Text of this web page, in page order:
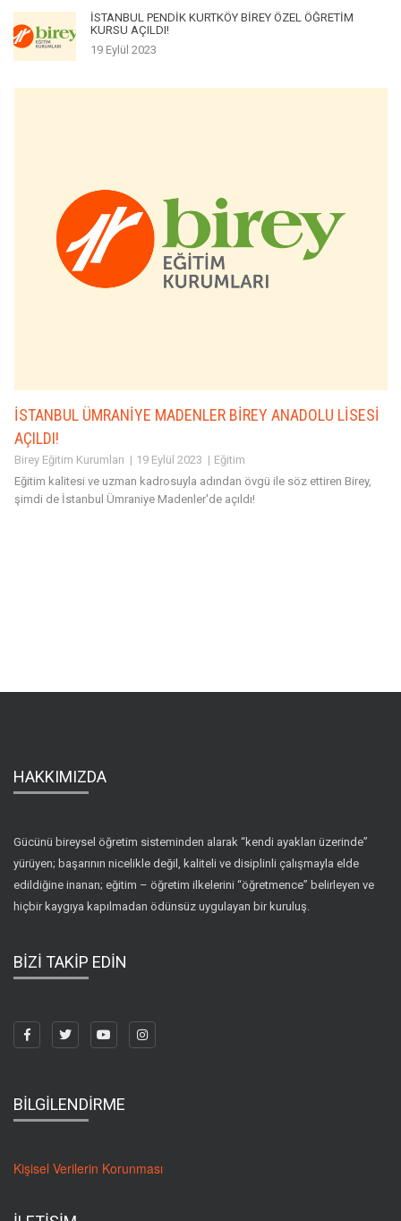
İSTANBUL PENDİK KURTKÖY BİREY ÖZEL ÖĞRETİM
KURSU AÇILDI!
19 Eylül 2023
İSTANBUL ÜMRANİYE MADENLER BİREY ANADOLU LİSESİ
AÇILDI!
Birey Eğitim Kurumları 19 Eylül 2023
Eğitim
Eğitim kalitesi ve uzman kadrosuyla adından övgü ile söz ettiren Birey,
şimdi de İstanbul Ümraniye Madenler'de açıldı!
HAKKIMIZDA
Gücünü bireysel öğretim sisteminden alarak “kendi ayakları üzerinde”
yürüyen; başarının nicelikle değil, kaliteli ve disiplinli çalışmayla elde
edildiğine inanan; eğitim – öğretim ilkelerini “öğretmence” belirleyen ve
hiçbir kaygıya kapılmadan ödünsüz uygulayan bir kuruluş.
BİZİ TAKİP EDİN
BİLGİLENDİRME
Kişisel Verilerin Korunması